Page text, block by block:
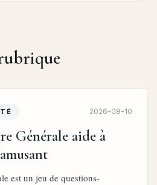
2026-08-10
Générale aide à
est un jeu de questions-